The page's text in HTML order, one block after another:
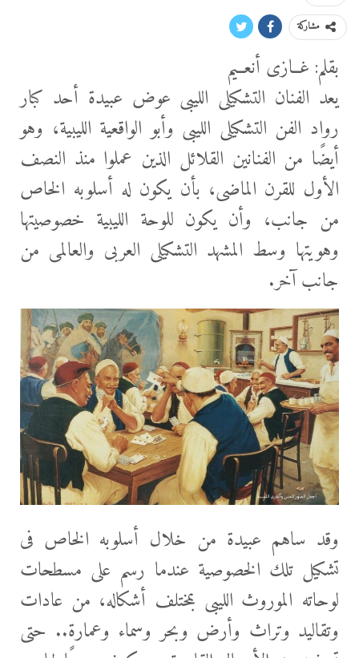
مشاركة
بقلم: غــازى أنعــيم
يعد الفنان التشكيلى الليبى عوض عبيدة أحد كبار
رواد الفن التشكيلى الليبى وأبو الواقعية الليبية، وهو
أيضًا من الفنانين القلائل الذين عملوا منذ النصف
الأول للقرن الماضى، بأن يكون له أسلوبه الخاص
من جانب، وأن يكون للوحة الليبية خصوصيتها
وهويتها وسط المشهد التشكيلى العربى والعالمى من
جانب آخر.
وقد ساهم عبيدة من خلال أسلوبه الخاص فى
تشكيل تلك الخصوصية عندما رسم على مسطحات
لوحاته الموروث الليبى بمختلف أشكاله، من عادات
وتقاليد وتراث وأرض وبحر وسماء وعمارة.. حتى